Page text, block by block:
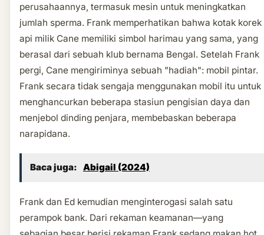
perusahaannya, termasuk mesin untuk meningkatkan
jumlah sperma. Frank memperhatikan bahwa kotak korek
api milik Cane memiliki simbol harimau yang sama, yang
berasal dari sebuah klub bernama Bengal. Setelah Frank
pergi, Cane mengiriminya sebuah "hadiah": mobil pintar.
Frank secara tidak sengaja menggunakan mobil itu untuk
menghancurkan beberapa stasiun pengisian daya dan
menjebol dinding penjara, membebaskan beberapa
narapidana.
Baca juga: Abigail (2024)
Frank dan Ed kemudian menginterogasi salah satu
perampok bank. Dari rekaman keamanan—yang